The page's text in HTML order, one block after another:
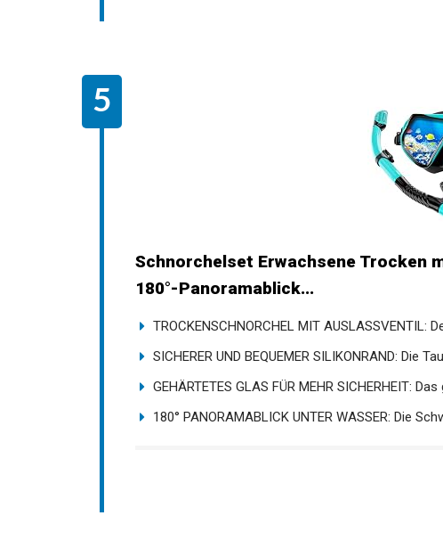
Schnorchelset Erwachsene Trocken
180°-Panoramablick...
TROCKENSCHNORCHEL MIT AUSLASSVENTIL:
SICHERER UND BEQUEMER SILIKONRAND: Die
GEHÄRTETES GLAS FÜR MEHR SICHERHEIT:
180° PANORAMABLICK UNTER WASSER: Die